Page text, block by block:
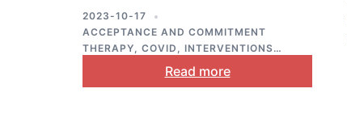
2023-10-17
ACCEPTANCE AND COMMITMENT
THERAPY, COVID , INTERVENTIONS,
MENTAL HEALTH
PUBLIC HEALTH
Read more